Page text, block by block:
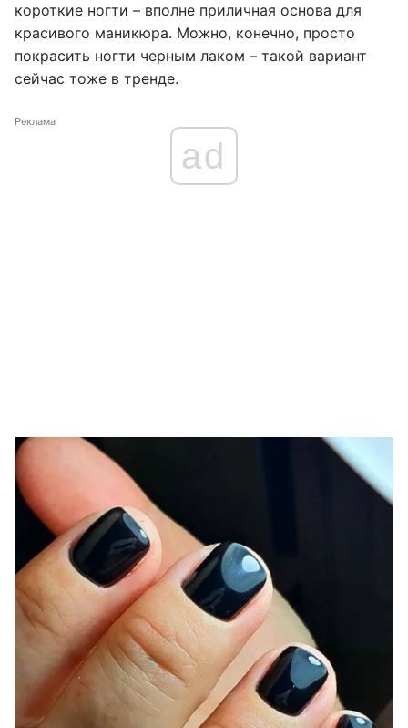
короткие ногти – вполне приличная основа для
красивого маникюра. Можно, конечно, просто
покрасить ногти черным лаком – такой вариант
сейчас тоже в тренде.
Реклама
ad